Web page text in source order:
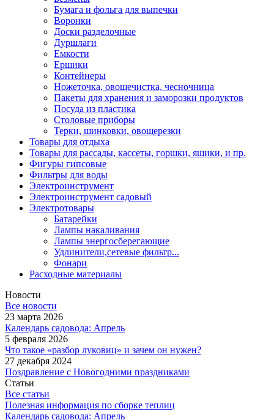
Бумага и фольга для выпечки
Воронки
Доски разделочные
Дуршлаги
Емкости
Ершики
Контейнеры
Ножеточка, овощечистка, чесночница
Пакеты для хранения и заморозки продуктов
Посуда из пластика
Столовые приборы
Терки, шинковки, овощерезки
Товары для отдыха
Товары для рассады, кассеты, горшки, ящики, и пр.
Фигуры гипсовые
Фильтры для воды
Электроинструмент
Электроинструмент садовый
Электротовары
Батарейки
Лампы накаливания
Лампы энергосберегающие
Удлинители,сетевые фильтр...
Фонари
Расходные материалы
Новости
Все новости
23 марта 2026
Календарь садовода: Апрель
5 февраля 2026
Что такое «разбор луковиц» и зачем он нужен?
27 декабря 2024
Поздравление с Новогодними праздниками
Статьи
Все статьи
Полезная информация по сборке теплиц
Календарь садовода: Апрель